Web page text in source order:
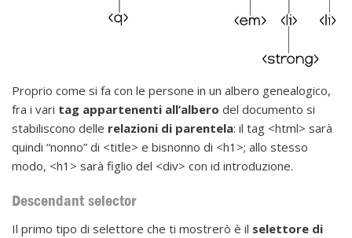
Proprio come si fa con le persone in un albero genealogico,
fra i vari tag appartenenti all’albero del documento si
stabiliscono delle relazioni di parentela: il tag <html> sarà
quindi “nonno” di <title> e bisnonno di <h1>; allo stesso
modo, <h1> sarà figlio del <div> con id introduzione.
Descendant selector
Il primo tipo di selettore che ti mostrerò è il selettore di